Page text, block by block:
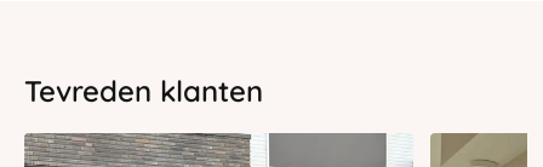
Tevreden klanten